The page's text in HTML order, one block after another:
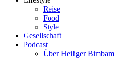
Reise
Food
Style
Gesellschaft
Podcast
Über Heiliger Bimbam